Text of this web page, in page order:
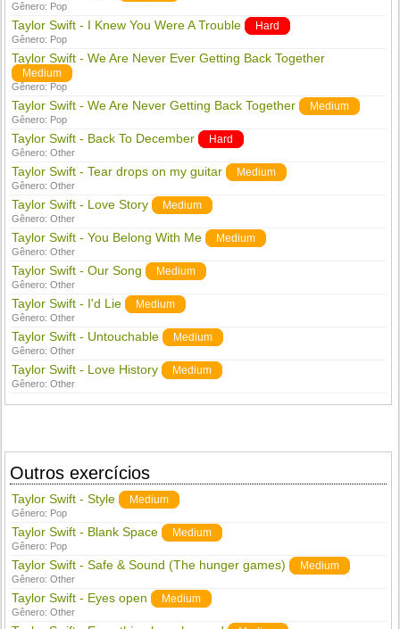
Gênero: Pop
Taylor Swift - I Knew You Were A Trouble Hard
Gênero: Pop
Taylor Swift - We Are Never Ever Getting Back Together
Medium
Gênero: Pop
Taylor Swift - We Are Never Getting Back Together Medium
Gênero: Pop
Taylor Swift - Back To December Hard
Gênero:Other
Taylor Swift - Tear drops on my guitar Medium
Gênero:Other
Taylor Swift - Love Story Medium
Gênero:Other
Taylor Swift - You Belong With Me Medium
Gênero:Other
Taylor Swift - Our Song Medium
Gênero:Other
Taylor Swift - I'd Lie Medium
Gênero:Other
Taylor Swift - Untouchable Medium
Gênero:Other
Taylor Swift - Love History Medium
Gênero:Other
Outros exercícios
Taylor Swift - Style Medium
Gênero: Pop
Taylor Swift - Blank Space Medium
Gênero: Pop
Taylor Swift - Safe & Sound (The hunger games) Medium
Gênero:Other
Taylor Swift - Eyes open Medium
Gênero:Other